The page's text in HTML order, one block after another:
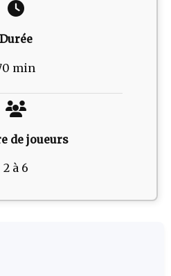
Durée
min
de joueurs
2 à 6